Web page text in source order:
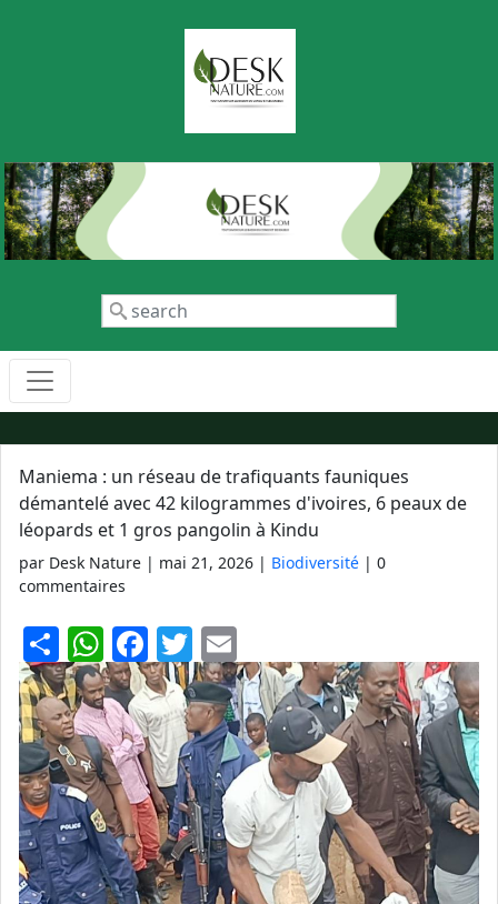
Maniema : un réseau de trafiquants fauniques
démantelé avec 42 kilogrammes d'ivoires, 6 peaux de
léopards et 1 gros pangolin à Kindu
par Desk Nature | mai 21, 2026 | Biodiversité | 0
commentaires
S
h
ar
e
W
h
at
s
A
p
p
F
a
c
e
b
o
o
k
T
w
itt
er
m
ai
l